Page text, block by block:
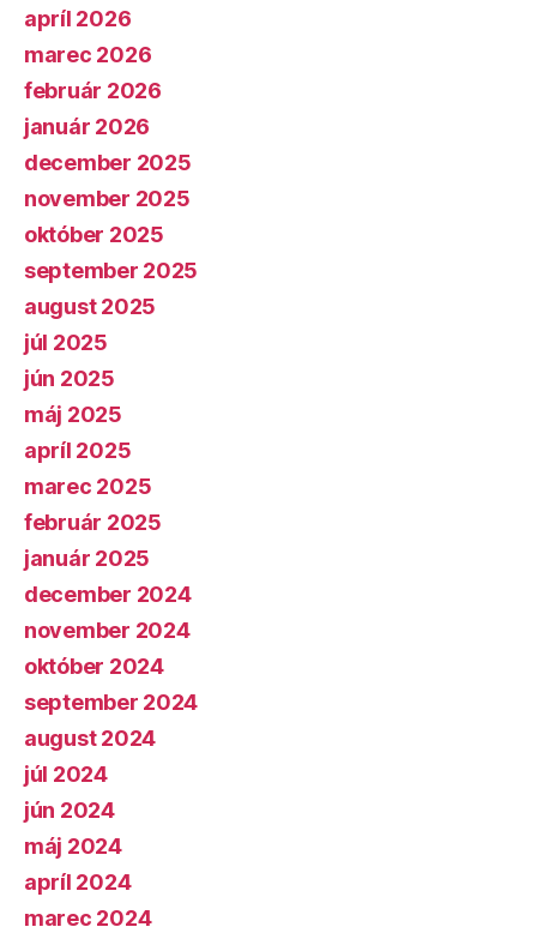
apríl 2026
marec 2026
február 2026
január 2026
december 2025
november 2025
október 2025
september 2025
august 2025
júl 2025
jún 2025
máj 2025
apríl 2025
marec 2025
február 2025
január 2025
december 2024
november 2024
október 2024
september 2024
august 2024
júl 2024
jún 2024
máj 2024
apríl 2024
marec 2024